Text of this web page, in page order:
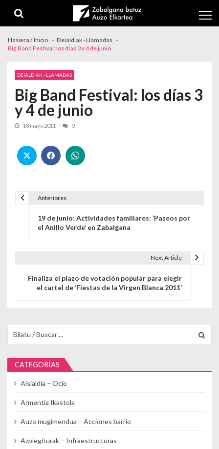
Hasiera / Inicio
Deialdiak - Llamadas
Big Band Festival: los días 3 y 4 de junio
DEIALDIAK - LLAMADAS
Big Band Festival: los días 3
y 4 de junio
18 mayo 2011 0
Anteriores
19 de junio: Actividades familiares: ‘Paseos por
el Anillo Verde’ en Zabalgana
Next Article
Finaliza el plazo de votación popular para elegir
el cartel de ‘Fiestas de la Virgen Blanca 2011’
CATEGORÍAS
Aisialdia – Ocio
Armentia Ikastola
Auzo mugimendua – Acciones barrio
Azpiegiturak – Infraestructuras